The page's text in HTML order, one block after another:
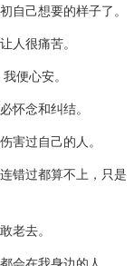
自己想要的样子了。
人很痛苦。
便心安。
怀念和纠结。
害过自己的人。
错过都算不上，只是
老去。
会在我身边的人。